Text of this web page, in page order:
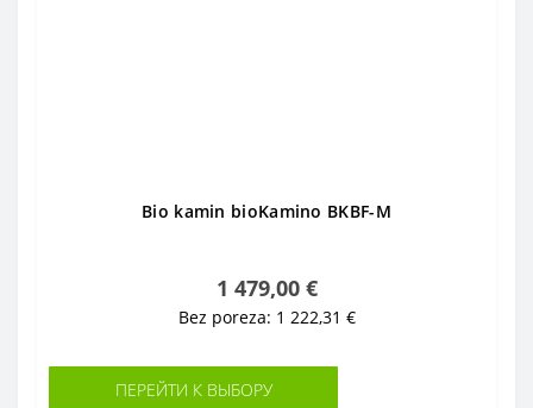
Bio kamin bioKamino BKBF-M
1 479,00 €
Bez poreza: 1 222,31 €
ПЕРЕЙТИ К ВЫБОРУ